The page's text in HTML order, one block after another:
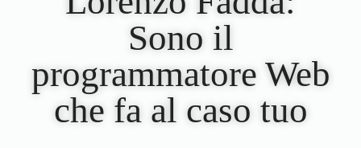
Sono il
programmatore Web
che fa al caso tuo